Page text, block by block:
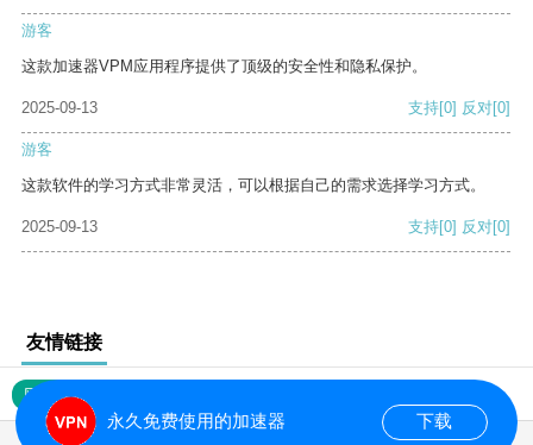
游客
这款加速器VPM应用程序提供了顶级的安全性和隐私保护。
2025-09-13 支持[0] 反对[0]
游客
这款软件的学习方式非常灵活，可以根据自己的需求选择学习方式。
2025-09-13 支持[0] 反对[0]
友情链接
网站地图
永久免费使用的加速器 下载